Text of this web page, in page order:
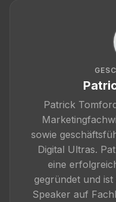
Patrick
sowie
Digital Ultras.
eine
gegründet und
Speaker auf